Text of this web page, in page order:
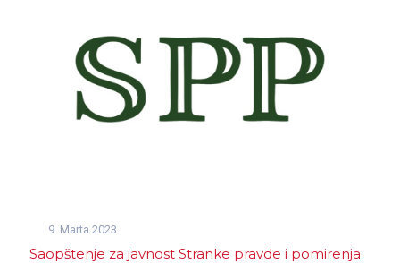
9. Marta 2023.
Saopštenje za javnost Stranke pravde i pomirenja